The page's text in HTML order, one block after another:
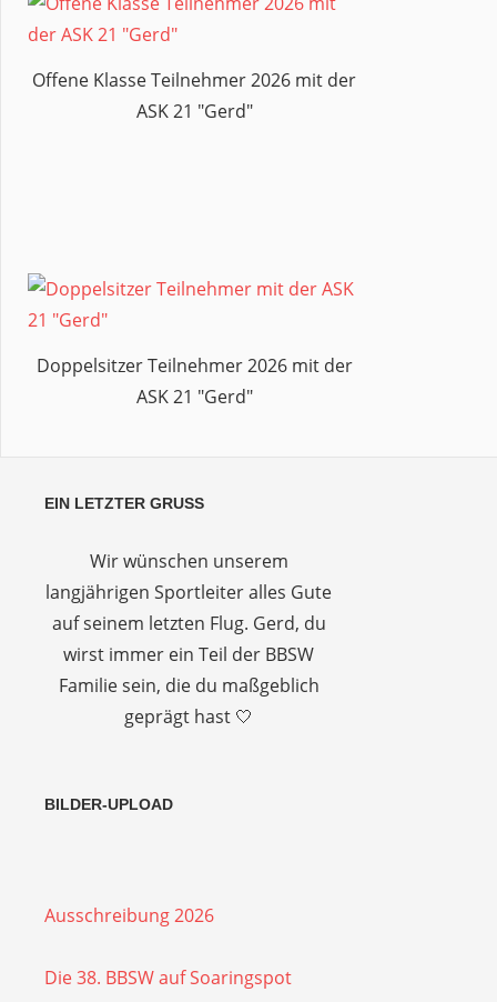
Offene Klasse Teilnehmer 2026 mit der
ASK 21 "Gerd"
Doppelsitzer Teilnehmer 2026 mit der
ASK 21 "Gerd"
EIN LETZTER GRUSS
Wir wünschen unserem
langjährigen Sportleiter alles Gute
auf seinem letzten Flug. Gerd, du
wirst immer ein Teil der BBSW
Familie sein, die du maßgeblich
geprägt hast 🤍
BILDER-UPLOAD
Ausschreibung 2026
Die 38. BBSW auf Soaringspot